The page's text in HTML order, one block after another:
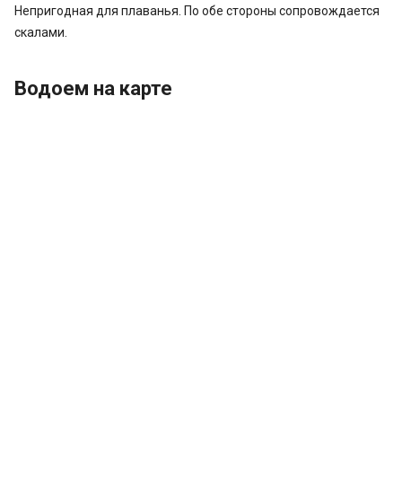
Непригодная для плаванья. По обе стороны сопровождается
скалами.
Водоем на карте